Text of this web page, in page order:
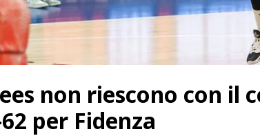
non riescono con il
per Fidenza